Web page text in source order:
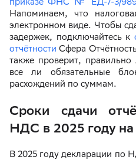
Напоминаем, что
электронном виде. Чтобы
задержек, подключайтесь к
отчётности Сфера
также проверит, правильно
все ли обязательные
расхождений по суммам.
Сроки сдачи
НДС в 2025 году
В 2025 году декларации по